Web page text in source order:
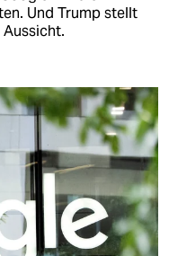
Und Trump stellt